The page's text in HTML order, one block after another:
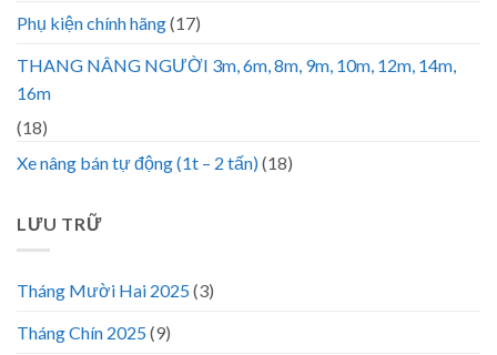
Phụ kiện chính hãng(17)
THANG NÂNG NGƯỜI 3m, 6m, 8m, 9m, 10m, 12m, 14m,
16m
(18)
Xe nâng bán tự động (1t – 2 tấn)(18)
LƯU TRỮ
Tháng Mười Hai 2025(3)
Tháng Chín 2025(9)